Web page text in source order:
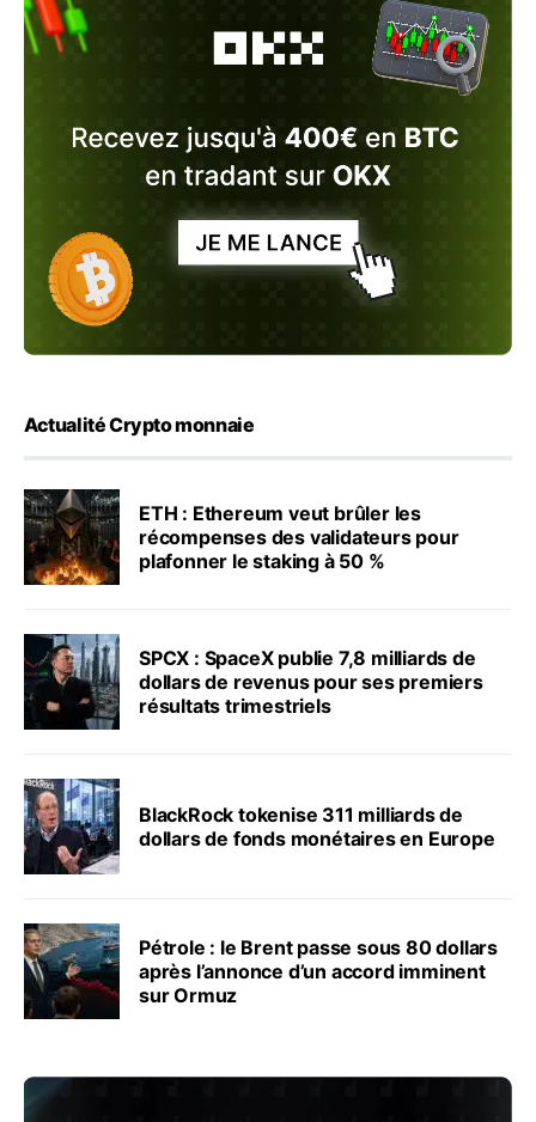
Actualité Crypto monnaie
ETH : Ethereum veut brûler les
récompenses des validateurs pour
plafonner le staking à 50 %
SPCX : SpaceX publie 7,8 milliards de
dollars de revenus pour ses premiers
résultats trimestriels
BlackRock tokenise 311 milliards de
dollars de fonds monétaires en Europe
Pétrole : le Brent passe sous 80 dollars
après l’annonce d’un accord imminent
sur Ormuz